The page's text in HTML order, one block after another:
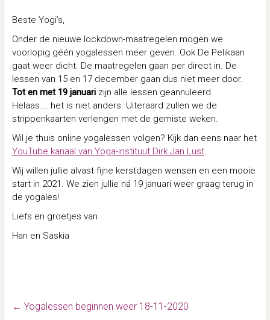
Beste Yogi’s,
Onder de nieuwe lockdown-maatregelen mogen we
voorlopig géén yogalessen meer geven. Ook De Pelikaan
gaat weer dicht. De maatregelen gaan per direct in. De
lessen van 15 en 17 december gaan dus niet meer door.
Tot en met 19 januarizijn alle lessen geannuleerd.
Helaas…..het is niet anders. Uiteraard zullen we de
strippenkaarten verlengen met de gemiste weken.
Wil je thuis online yogalessen volgen? Kijk dan eens naar het
YouTube kanaal van Yoga-instituut Dirk Jan Lust.
Wij willen jullie alvast fijne kerstdagen wensen en een mooie
start in 2021. We zien jullie ná 19 januari weer graag terug in
de yogales!
Liefs en groetjes van
Han en Saskia
← Yogalessen beginnen weer 18-11-2020